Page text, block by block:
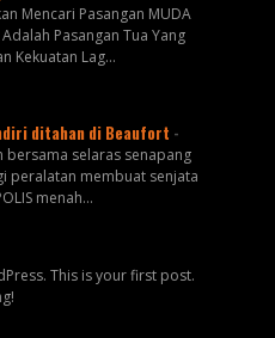
Mencari Pasangan MUDA
Pasangan Tua Yang
Kekuatan Lag...
ditahan di Beaufort -
bersama selaras senapang
peralatan membuat senjata
menah...
This is your first post.